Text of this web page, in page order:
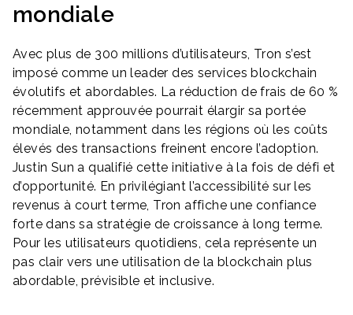
mondiale
Avec plus de 300 millions d’utilisateurs, Tron s’est
imposé comme un leader des services blockchain
évolutifs et abordables. La réduction de frais de 60 %
récemment approuvée pourrait élargir sa portée
mondiale, notamment dans les régions où les coûts
élevés des transactions freinent encore l’adoption.
Justin Sun a qualifié cette initiative à la fois de défi et
d’opportunité. En privilégiant l’accessibilité sur les
revenus à court terme, Tron affiche une confiance
forte dans sa stratégie de croissance à long terme.
Pour les utilisateurs quotidiens, cela représente un
pas clair vers une utilisation de la blockchain plus
abordable, prévisible et inclusive.